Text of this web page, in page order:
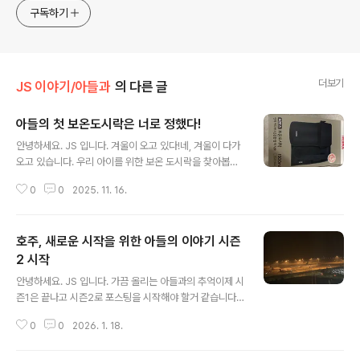
구독하기
JS 이야기/아들과 의 다른 글 더보기
아들의 첫 보온도시락은 너로 정했다!
안녕하세요. JS 입니다. 겨울이 오고 있다!네, 겨울이 다가
오고 있습니다. 우리 아이를 위한 보온 도시락을 찾아봅니
KLH-15001500ml 제품입니다.멋은 없지만, 6시간 보온
바뀐 거죠? 써모스 제품은 멋은 없습니다.기능으로 믿고 구
입하는 제품이죠! 보온 도시락 최강자따뜻한 보온 도시락
우리 아이에게 따뜻한 밥 한 끼를 위해 구입한 써모스 보온
도시락입니다.겨울에도 따뜻하게 밥 한 끼! 아들을 위해 너
0 0 2025. 11. 16.
호주, 새로운 시작을 위한 아들의 이야기 시즌
2 시작
안녕하세요. JS 입니다. 가끔 올리는 아들과의 추억이제 시
즌1은 끝나고 시즌2로 포스팅을 시작해야 할거 같습니다.
진행할지는 고민입니다. 아들은 한국에서 시즌1을 마무리
0 0 2026. 1. 18.